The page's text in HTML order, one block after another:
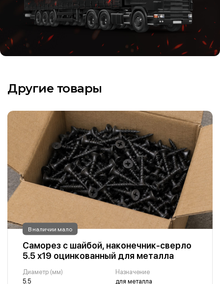
Другие товары
В наличии мало
Саморез с шайбой, наконечник-сверло
5.5 х19 оцинкованный для металла
Диаметр (мм)
5.5
Назначение
для металла